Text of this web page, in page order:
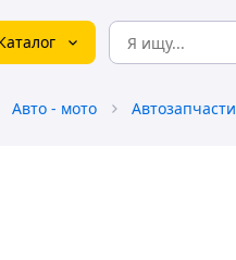
Авто - мото Автозапчасти